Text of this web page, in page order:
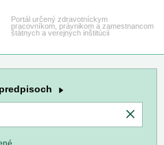
Portál určený zdravotníckym
pracovníkom, právnikom a zamestnancom
štátnych a verejných inštitúcií